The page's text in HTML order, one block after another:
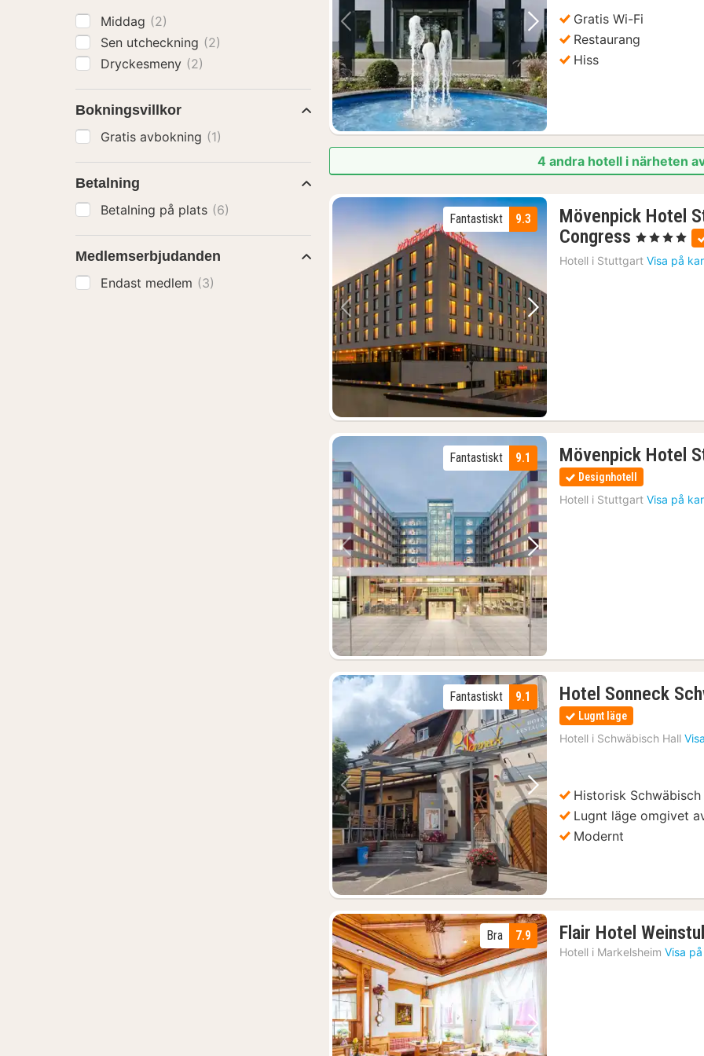
Föregående bild Nästa bild
Gratis Wi-Fi
Restaurang
Hiss
4 andra hotell i närheten
Föregående bild Nästa bild
9.3
Fantastiskt
Mövenpick Hotel
Congress 2
nätter
för
, 4 Stjärnor
Hotell i Stuttgart Visa på
Föregående bild Nästa bild
9.1
Fantastiskt Mövenpick Hotel
Designhotell
Hotell i Stuttgart Visa på
Föregående bild Nästa bild
9.1
Fantastiskt Hotel Sonneck
Lugnt läge
Hotell i Schwäbisch Hall
Historisk Schwäbisch
Lugnt läge omgivet
Modernt
Föregående bild Nästa bild
7.9
Bra Flair Hotel
Hotell i Markelsheim Visa
Middag (2)
Sen utcheckning (2)
Dryckesmeny (2)
Bokningsvillkor
Gratis avbokning (1)
Betalning
Betalning på plats (6)
Medlemserbjudanden
Endast medlem (3)